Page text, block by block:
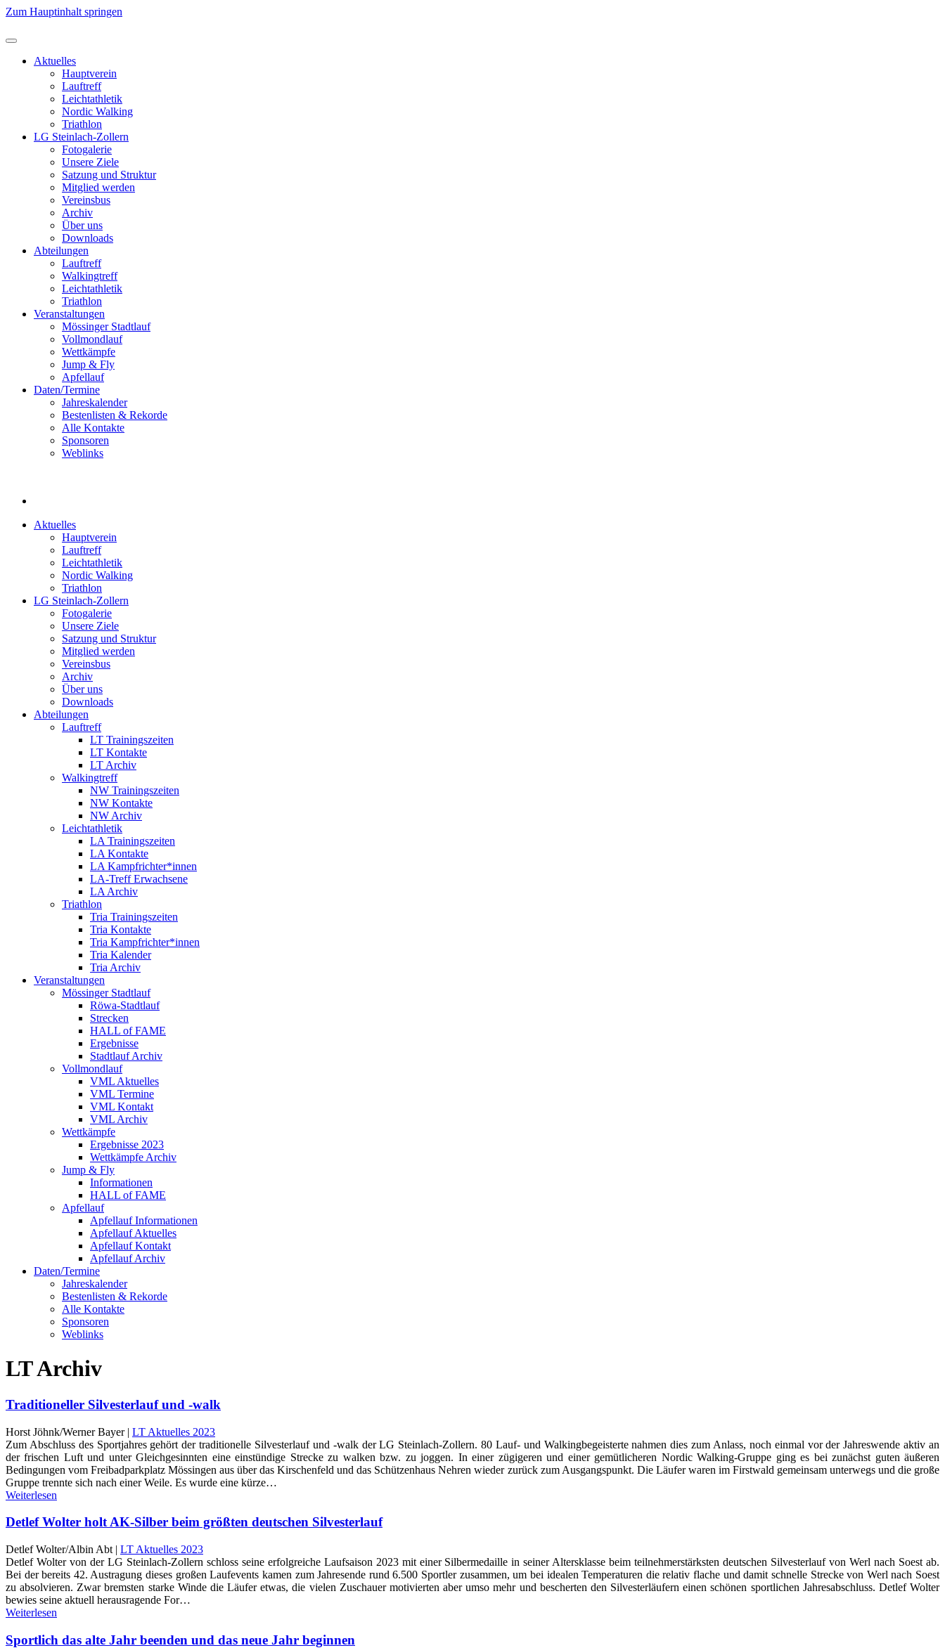
Zum Hauptinhalt springen
Aktuelles
Hauptverein
Lauftreff
Leichtathletik
Nordic Walking
Triathlon
LG Steinlach-Zollern
Fotogalerie
Unsere Ziele
Satzung und Struktur
Mitglied werden
Vereinsbus
Archiv
Über uns
Downloads
Abteilungen
Lauftreff
Walkingtreff
Leichtathletik
Triathlon
Veranstaltungen
Mössinger Stadtlauf
Vollmondlauf
Wettkämpfe
Jump & Fly
Apfellauf
Daten/Termine
Jahreskalender
Bestenlisten & Rekorde
Alle Kontakte
Sponsoren
Weblinks
Aktuelles
Hauptverein
Lauftreff
Leichtathletik
Nordic Walking
Triathlon
LG Steinlach-Zollern
Fotogalerie
Unsere Ziele
Satzung und Struktur
Mitglied werden
Vereinsbus
Archiv
Über uns
Downloads
Abteilungen
Lauftreff
LT Trainingszeiten
LT Kontakte
LT Archiv
Walkingtreff
NW Trainingszeiten
NW Kontakte
NW Archiv
Leichtathletik
LA Trainingszeiten
LA Kontakte
LA Kampfrichter*innen
LA-Treff Erwachsene
LA Archiv
Triathlon
Tria Trainingszeiten
Tria Kontakte
Tria Kampfrichter*innen
Tria Kalender
Tria Archiv
Veranstaltungen
Mössinger Stadtlauf
Röwa-Stadtlauf
Strecken
HALL of FAME
Ergebnisse
Stadtlauf Archiv
Vollmondlauf
VML Aktuelles
VML Termine
VML Kontakt
VML Archiv
Wettkämpfe
Ergebnisse 2023
Wettkämpfe Archiv
Jump & Fly
Informationen
HALL of FAME
Apfellauf
Apfellauf Informationen
Apfellauf Aktuelles
Apfellauf Kontakt
Apfellauf Archiv
Daten/Termine
Jahreskalender
Bestenlisten & Rekorde
Alle Kontakte
Sponsoren
Weblinks
LT Archiv
Traditioneller Silvesterlauf und -walk
Horst Jöhnk/Werner Bayer | LT Aktuelles 2023
Zum Abschluss des Sportjahres gehört der traditionelle Silvesterlauf und -walk der LG Steinlach-Zollern. 80 Lauf- und Walkingbegeisterte nahmen dies zum Anlass, noch einmal vor der Jahreswende aktiv an
der frischen Luft und unter Gleichgesinnten eine einstündige Strecke zu walken bzw. zu joggen. In einer zügigeren und einer gemütlicheren Nordic Walking-Gruppe ging es bei zunächst guten äußeren
Bedingungen vom Freibadparkplatz Mössingen aus über das Kirschenfeld und das Schützenhaus Nehren wieder zurück zum Ausgangspunkt. Die Läufer waren im Firstwald gemeinsam unterwegs und die große
Gruppe trennte sich nach einer Weile. Es wurde eine kürze…
Weiterlesen
Detlef Wolter holt AK-Silber beim größten deutschen Silvesterlauf
Detlef Wolter/Albin Abt | LT Aktuelles 2023
Detlef Wolter von der LG Steinlach-Zollern schloss seine erfolgreiche Laufsaison 2023 mit einer Silbermedaille in seiner Altersklasse beim teilnehmerstärksten deutschen Silvesterlauf von Werl nach Soest ab.
Bei der bereits 42. Austragung dieses großen Laufevents kamen zum Jahresende rund 6.500 Sportler zusammen, um bei idealen Temperaturen die relativ flache und damit schnelle Strecke von Werl nach Soest
zu absolvieren. Zwar bremsten starke Winde die Läufer etwas, die vielen Zuschauer motivierten aber umso mehr und bescherten den Silvesterläufern einen schönen sportlichen Jahresabschluss. Detlef Wolter
bewies seine aktuell herausragende For…
Weiterlesen
Sportlich das alte Jahr beenden und das neue Jahr beginnen